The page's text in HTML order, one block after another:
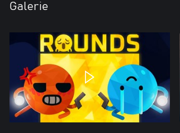
Galerie